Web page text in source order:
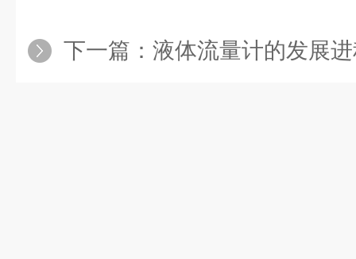
下一篇： 液体流量计的发展